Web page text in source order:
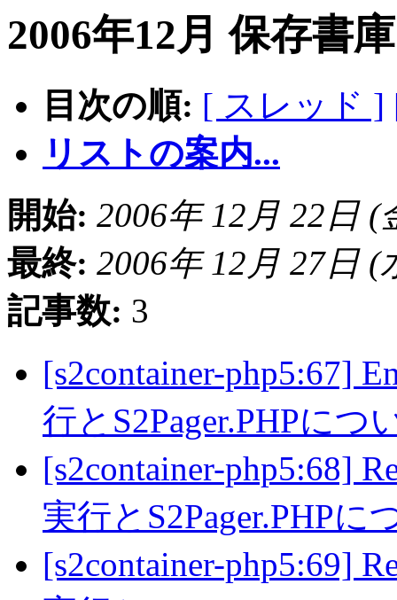
2006年12月 保存書
目次の順: [ スレッド ]
リストの案内...
開始: 2006年 12月 22日 (
最終: 2006年 12月 27日 (
記事数: 3
[s2container-php5:67]
行とS2Pager.PHPにつ
[s2container-php5:68]
実行とS2Pager.PHPに
[s2container-php5:69]